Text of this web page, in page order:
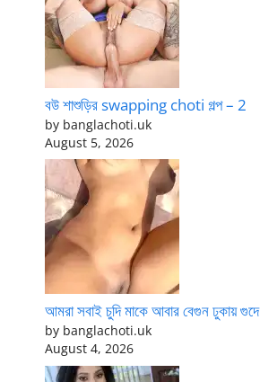
বউ শাশুড়ির swapping choti গল্প – 2
by banglachoti.uk
August 5, 2026
আমরা সবাই চুদি মাকে আবার বেগুন ঢুকায় গুদে
by banglachoti.uk
August 4, 2026